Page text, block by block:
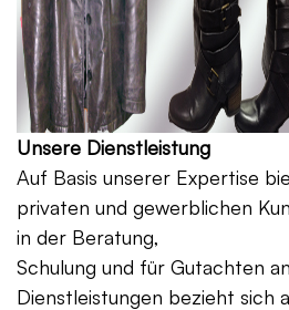
Unsere Dienstleistung
Auf Basis unserer Expertise
privaten und gewerblichen
in der Beratung,
Schulung und für Gutachten
Dienstleistungen bezieht sich